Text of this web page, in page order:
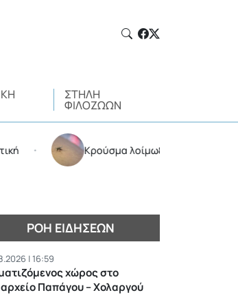
ΣΤΉΛΗ
ΦΙΛΌΖΩΩΝ
Κρούσμα λοίμωξης από τον ιό του
ΡΟΉ ΕΙΔΉΣΕΩΝ
| 16:59
χώρος στο
Παπάγου – Χολαργού